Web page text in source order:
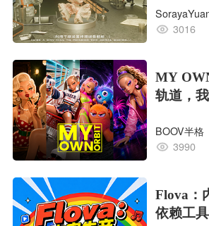
的工业版
3016
MY
轨道，
对
BOOV半格
3990
Flova：
依赖工